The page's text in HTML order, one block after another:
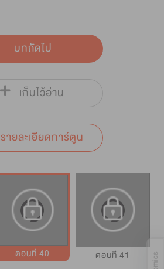
บทถัดไป
เก็บไว้อ่าน
รายละเอียดการ์ตูน
ตอนที่ 40 ตอนที่ 41